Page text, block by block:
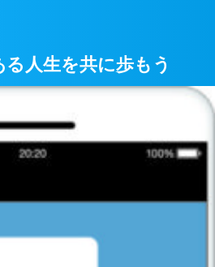
人生を共に歩もう